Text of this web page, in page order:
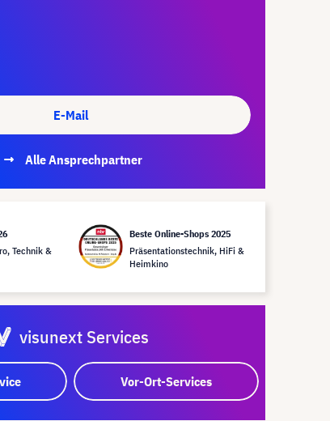
E-Mail
Alle Ansprechpartner
Technik &
Beste Online-Shops 2025
Präsentationstechnik, HiFi &
Heimkino
visunext Services
Vor-Ort-Services